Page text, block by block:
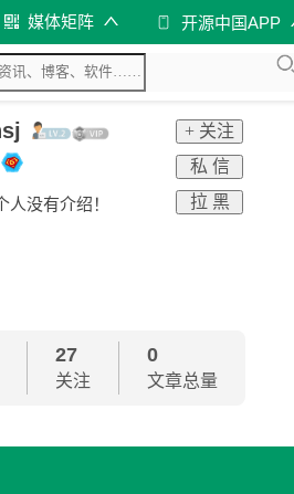
媒体矩阵 开源中国APP
人没有介绍！
+ 关注
私 信
拉 黑
27
关注
0
文章总量